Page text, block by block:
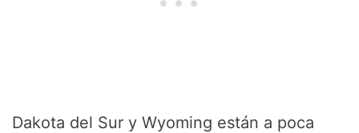
Dakota del Sur y Wyoming están a poca